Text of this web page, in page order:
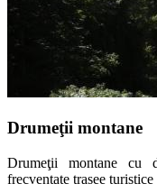
Drumeţii montane
Drumeţii montane cu
frecventate trasee